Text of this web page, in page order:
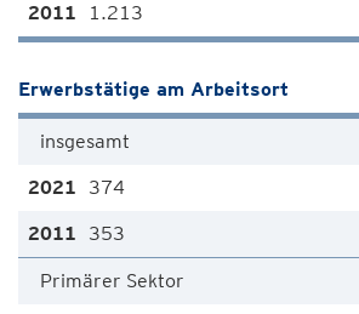
1.213
Erwerbstätige am Arbeitsort
insgesamt
374
353
Primärer Sektor